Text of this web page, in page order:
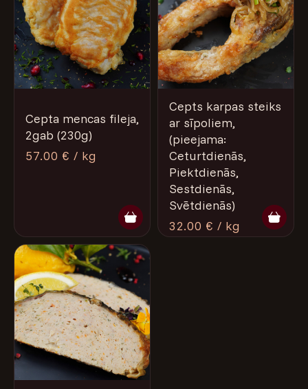
Cepta mencas fileja,
2gab (230g)
57.00 € / kg
Cepts karpas steiks
ar sīpoliem,
(pieejama:
Ceturtdienās,
Piektdienās,
Sestdienās,
Svētdienās)
32.00 € / kg